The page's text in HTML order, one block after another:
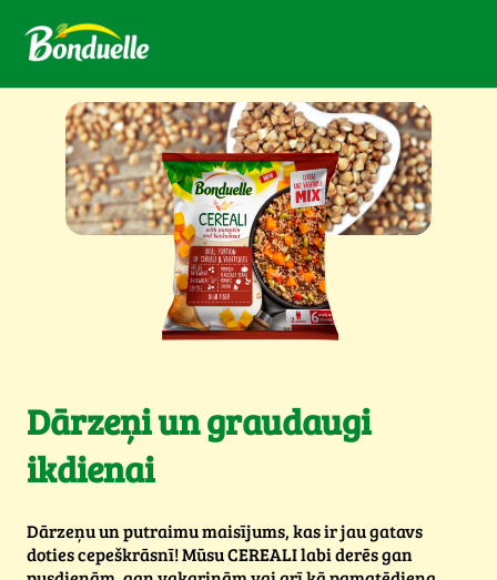
Dārzeņi un graudaugi
ikdienai
Dārzeņu un putraimu maisījums, kas ir jau gatavs
doties cepeškrāsnī! Mūsu CEREALI labi derēs gan